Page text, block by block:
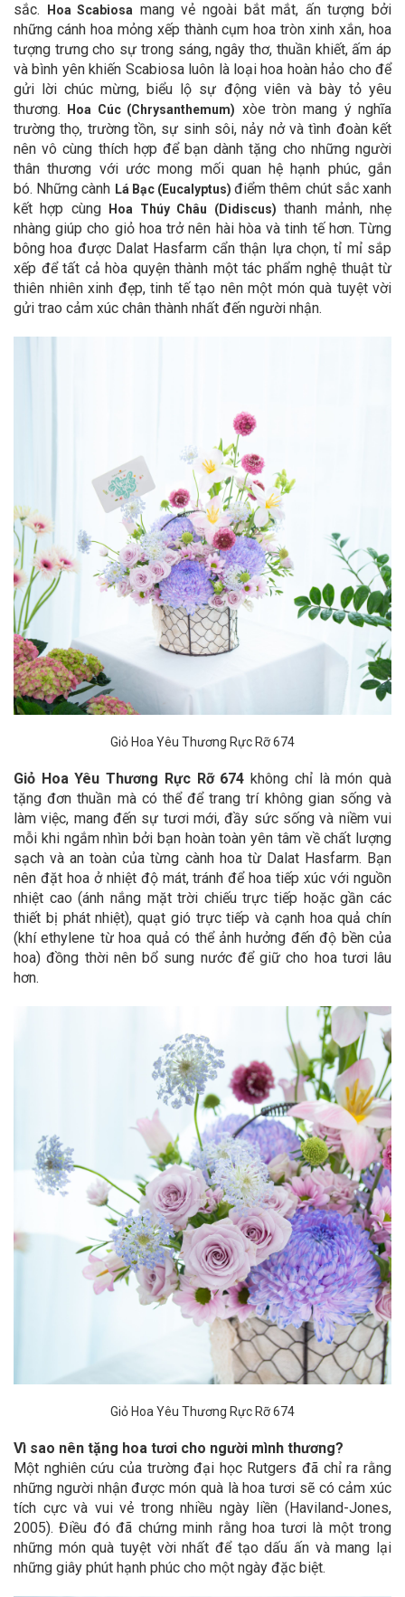
sắc. Hoa Scabiosa mang vẻ ngoài bắt mắt, ấn tượng bởi
những cánh hoa mỏng xếp thành cụm hoa tròn xinh xắn, hoa
tượng trưng cho sự trong sáng, ngây thơ, thuần khiết, ấm áp
và bình yên khiến Scabiosa luôn là loại hoa hoàn hảo cho để
gửi lời chúc mừng, biểu lộ sự động viên và bày tỏ yêu
thương.
Hoa Cúc (Chrysanthemum) xòe tròn mang ý nghĩa
trường thọ, trường tồn, sự sinh sôi, nảy nở và tình đoàn kết
nên vô cùng thích hợp để bạn dành tặng cho những người
thân thương với ước mong mối quan hệ hạnh phúc, gắn
bó. Những cành Lá Bạc (Eucalyptus)điểm thêm chút sắc xanh
kết hợp cùng
Hoa Thúy Châu (Didiscus) thanh mảnh,nhẹ
nhàng giúp cho giỏ hoa trở nên hài hòa và tinh tế hơn. Từng
bông hoa được Dalat Hasfarm cẩn thận lựa chọn, tỉ mỉ sắp
xếp để tất cả hòa quyện thành một tác phẩm nghệ thuật từ
thiên nhiên xinh đẹp, tinh tế tạo nên một món quà tuyệt vời
gửi trao cảm xúc chân thành nhất đến người nhận.
Giỏ Hoa Yêu Thương Rực Rỡ 674
Giỏ Hoa Yêu Thương Rực Rỡ 674 không chỉ là món quà
tặng đơn thuần mà có thể để trang trí không gian sống và
làm việc, mang đến sự tươi mới, đầy sức sống và niềm vui
mỗi khi ngắm nhìn bởi bạn hoàn toàn yên tâm về chất lượng
sạch và an toàn của từng cành hoa từ Dalat Hasfarm. Bạn
nên đặt hoa ở nhiệt độ mát, tránh để hoa tiếp xúc với nguồn
nhiệt cao (ánh nắng mặt trời chiếu trực tiếp hoặc gần các
thiết bị phát nhiệt), quạt gió trực tiếp và cạnh hoa quả chín
(khí ethylene từ hoa quả có thể ảnh hưởng đến độ bền của
hoa) đồng thời nên bổ sung nước để giữ cho hoa tươi lâu
hơn.
Giỏ Hoa Yêu Thương Rực Rỡ 674
Vì sao nên tặng hoa tươi cho người mình thương?
Một nghiên cứu của trường đại học Rutgers đã chỉ ra rằng
những người nhận được món quà là hoa tươi sẽ có cảm xúc
tích cực và vui vẻ trong nhiều ngày liền (Haviland-Jones,
2005). Điều đó đã chứng minh rằng hoa tươi là một trong
những món quà tuyệt vời nhất để tạo dấu ấn và mang lại
những giây phút hạnh phúc cho một ngày đặc biệt.